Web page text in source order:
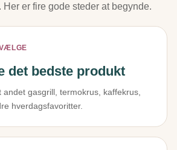
er fire gode steder at begynde.
det bedste produkt
andet gasgrill, termokrus, kaffekrus,
hverdagsfavoritter.